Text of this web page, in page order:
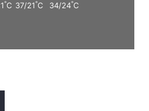
°C 37/21°C 34/24°C